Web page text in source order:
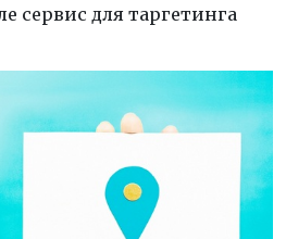
сервис для таргетинга